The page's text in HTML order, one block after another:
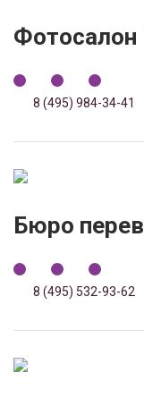
Фотосалон
8 (495) 984-34-41
Бюро
8 (495) 532-93-62